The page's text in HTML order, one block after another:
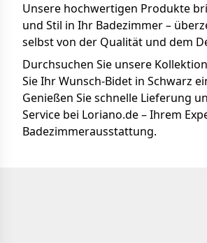
Unsere hochwertigen Produkte
und Stil in Ihr Badezimmer –
selbst von der Qualität und dem
Durchsuchen Sie unsere
Sie Ihr Wunsch-Bidet in Schwarz
Genießen Sie schnelle Lieferung
Service bei Loriano.de – Ihrem
Badezimmerausstattung.